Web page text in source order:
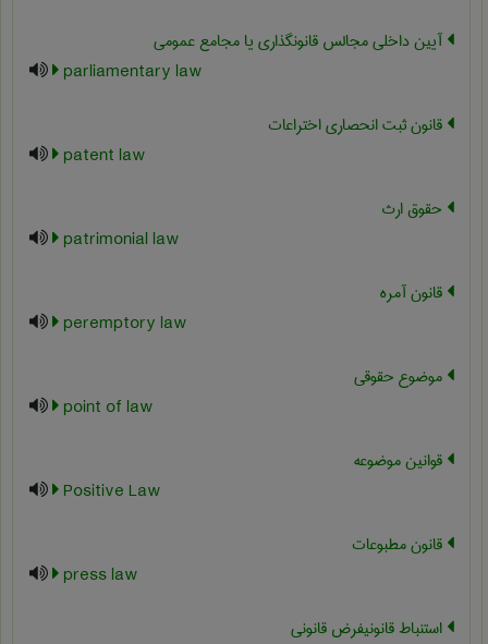
آیین داخلی مجالس قانونگذاری یا مجامع عمومی
parliamentary law
قانون ثبت انحصاری اختراعات
patent law
حقوق ارث
patrimonial law
قانون آمره
peremptory law
موضوع حقوقی
point of law
قوانین موضوعه
Positive Law
قانون مطبوعات
press law
استنباط قانونیفرض قانونی